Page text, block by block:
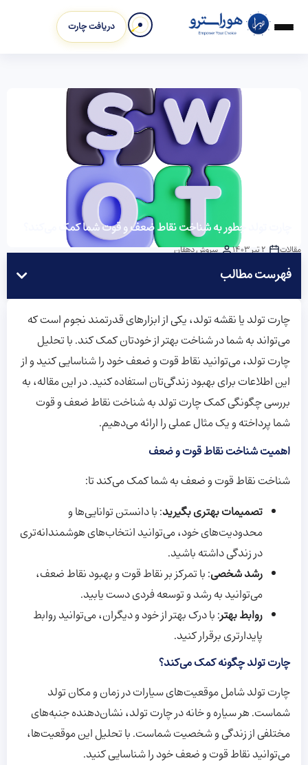
دریافت چارت
چارت تولد چطور به شناخت نقاط ضعف و قوت شما کمک می‌کند؟
مقالات 2 تیر 1403 سروش دهقان
فهرست مطالب
چارت تولد یا نقشه تولد، یکی از ابزارهای قدرتمند نجوم است که
می‌تواند به شما در شناخت بهتر از خودتان کمک کند. با تحلیل
چارت تولد، می‌توانید نقاط قوت و ضعف خود را شناسایی کنید و از
این اطلاعات برای بهبود زندگی‌تان استفاده کنید. در این مقاله، به
بررسی چگونگی کمک چارت تولد به شناخت نقاط ضعف و قوت
شما پرداخته و یک مثال عملی را ارائه می‌دهیم.
اهمیت شناخت نقاط قوت و ضعف
شناخت نقاط قوت و ضعف به شما کمک می‌کند تا:
تصمیمات بهتری بگیرید: با دانستن توانایی‌ها و
محدودیت‌های خود، می‌توانید انتخاب‌های هوشمندانه‌تری
در زندگی داشته باشید.
رشد شخصی: با تمرکز بر نقاط قوت و بهبود نقاط ضعف،
می‌توانید به رشد و توسعه فردی دست یابید.
روابط بهتر: با درک بهتر از خود و دیگران، می‌توانید روابط
پایدارتری برقرار کنید.
چارت تولد چگونه کمک می‌کند؟
چارت تولد شامل موقعیت‌های سیارات در زمان و مکان تولد
شماست. هر سیاره و خانه در چارت تولد، نشان‌دهنده جنبه‌های
مختلفی از زندگی و شخصیت شماست. با تحلیل این موقعیت‌ها،
می‌توانید نقاط قوت و ضعف خود را شناسایی کنید.